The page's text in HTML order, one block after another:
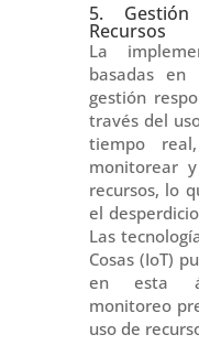
5.
Recursos
La
basadas
gestión
través del
tiempo
monitorear
recursos, lo
el
Las
Cosas (IoT)
en esta
monitoreo
uso de